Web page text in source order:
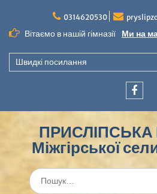
вмісту
0314620530
Вітаємо в нашій гімназії Ми на
Швидкі посилання
ПРИСЛІПСЬКА
Міжгірської
Шукати: